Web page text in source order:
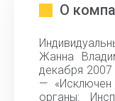
О
Жанна
декабря
— «Исключен
органы: